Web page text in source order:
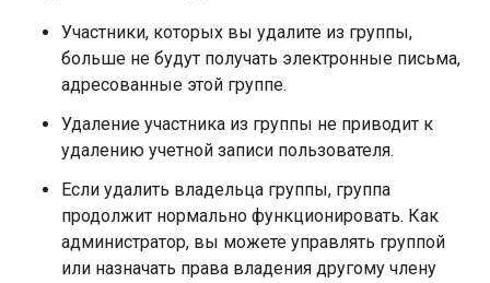
Участники, которых вы удалите из группы,
больше не будут получать электронные письма,
адресованные этой группе.
Удаление участника из группы не приводит к
удалению учетной записи пользователя.
Если удалить владельца группы, группа
продолжит нормально функционировать. Как
администратор, вы можете управлять группой
или назначать права владения другому члену